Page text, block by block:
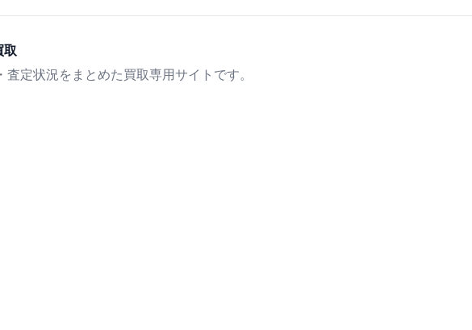
取
定状況をまとめた買取専用サイトです。